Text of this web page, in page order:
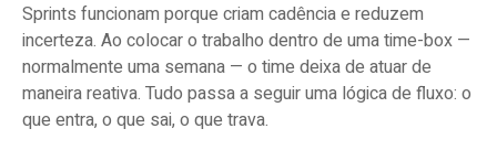
Sprints funcionam porque criam cadência e reduzem
incerteza. Ao colocar o trabalho dentro de uma time-box —
normalmente uma semana — o time deixa de atuar de
maneira reativa. Tudo passa a seguir uma lógica de fluxo: o
que entra, o que sai, o que trava.